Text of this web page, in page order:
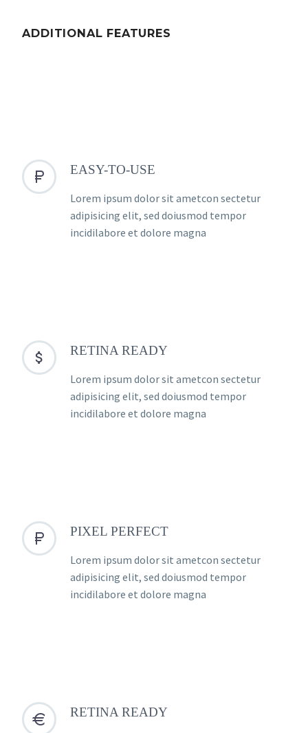
ADDITIONAL FEATURES

 EASY-TO-USE
Lorem ipsum dolor sit ametcon sectetur
adipisicing elit, sed doiusmod tempor
incidilabore et dolore magna

 RETINA READY
Lorem ipsum dolor sit ametcon sectetur
adipisicing elit, sed doiusmod tempor
incidilabore et dolore magna

 PIXEL PERFECT
Lorem ipsum dolor sit ametcon sectetur
adipisicing elit, sed doiusmod tempor
incidilabore et dolore magna

 RETINA READY